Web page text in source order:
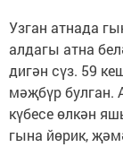
Узган атнада
алдагы атна
дигән сүз. 59
мәҗбүр
күбесе өлкән
гына йөрик,